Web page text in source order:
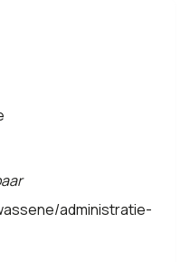
administratie-